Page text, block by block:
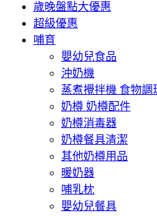
歲晚盤點大優惠
超級優惠
哺育
嬰幼兒食品
沖奶機
蒸煮攪拌機 食物調
奶樽 奶樽配件
奶樽消毒器
奶樽餐具清潔
其他奶樽用品
暖奶器
哺乳枕
嬰幼兒餐具